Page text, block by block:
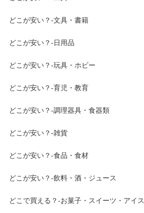
どこが安い？-文具・書籍
どこが安い？-日用品
どこが安い？-玩具・ホビー
どこが安い？-育児・教育
どこが安い？-調理器具・食器類
どこが安い？-雑貨
どこが安い？-食品・食材
どこが安い？-飲料・酒・ジュース
どこで買える？-お菓子・スイーツ・アイス